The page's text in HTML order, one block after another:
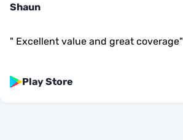
Shaun
" Excellent value and great coverage"
Play Store